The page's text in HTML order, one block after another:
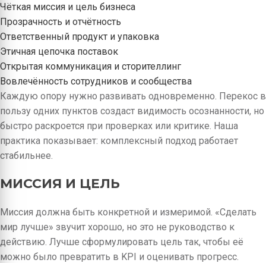
Чёткая миссия и цель бизнеса
Прозрачность и отчётность
Ответственный продукт и упаковка
Этичная цепочка поставок
Открытая коммуникация и сторителлинг
Вовлечённость сотрудников и сообщества
Каждую опору нужно развивать одновременно. Перекос в
пользу одних пунктов создаст видимость осознанности, но
быстро раскроется при проверках или критике. Наша
практика показывает: комплексный подход работает
стабильнее.
МИССИЯ И ЦЕЛЬ
Миссия должна быть конкретной и измеримой. «Сделать
мир лучше» звучит хорошо, но это не руководство к
действию. Лучше сформулировать цель так, чтобы её
можно было превратить в KPI и оценивать прогресс.